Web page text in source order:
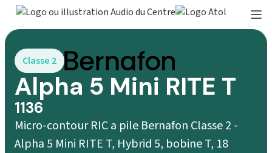
Classe 2
Alpha 5 Mini RITE T
1136
Micro-contour RIC a pile Bernafon Classe 2 -
Alpha 5 Mini RITE T, Hybrid 5, bobine T, 18